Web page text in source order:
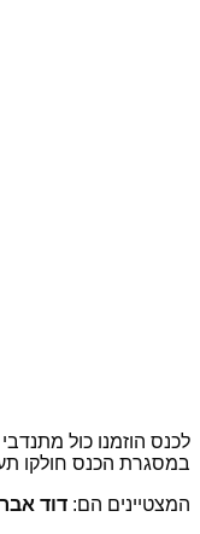
לכנס הוזמנו כול
במסגרת הכנס חולקו
המצטיינים הם: דוד